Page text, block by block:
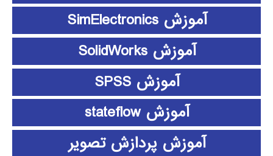
آموزش SimElectronics
آموزش SolidWorks
آموزش SPSS
آموزش stateflow
آموزش پردازش تصویر